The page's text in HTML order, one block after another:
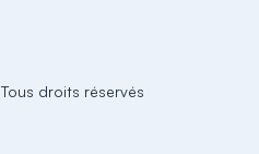
Tous droits réservés